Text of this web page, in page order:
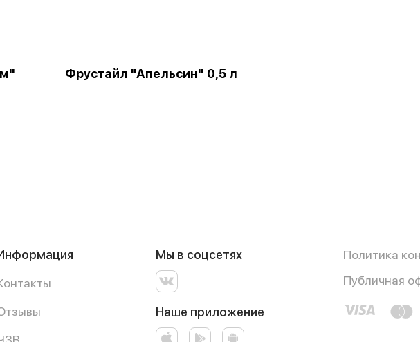
Фрустайл "Апельсин" 0,5 л
Мы в соцсетях
Наше приложение
Политика
Публичная